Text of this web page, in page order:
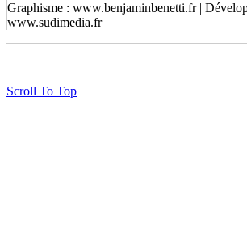
Graphisme : www.benjaminbenetti.fr |
www.sudimedia.fr
Scroll To Top